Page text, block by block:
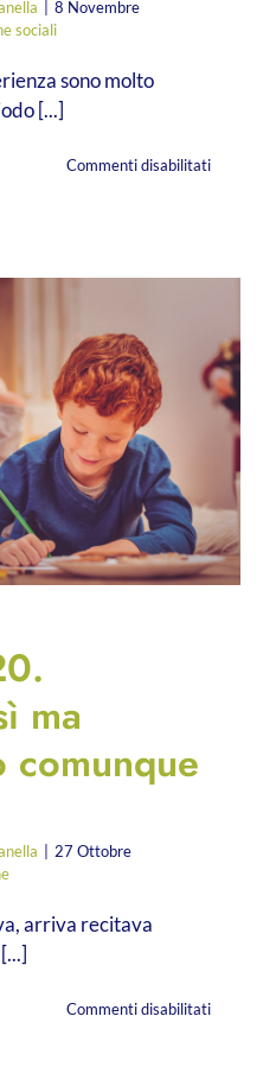
8 Novembre
sociali
sono molto
[...]
Commenti disabilitatisu
9
realizzare
per
il
tuo
minute
ma
comunque
27 Ottobre
arriva recitava
Commenti disabilitatisu